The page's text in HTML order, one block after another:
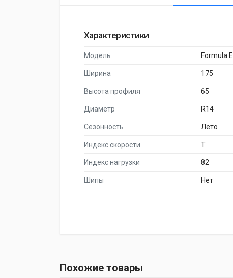
Характеристики
Модель Formula
Ширина 175
Высота профиля 65
Диаметр R14
Сезонность Лето
Индекс скорости T
Индекс нагрузки 82
Шипы Нет
Похожие товары